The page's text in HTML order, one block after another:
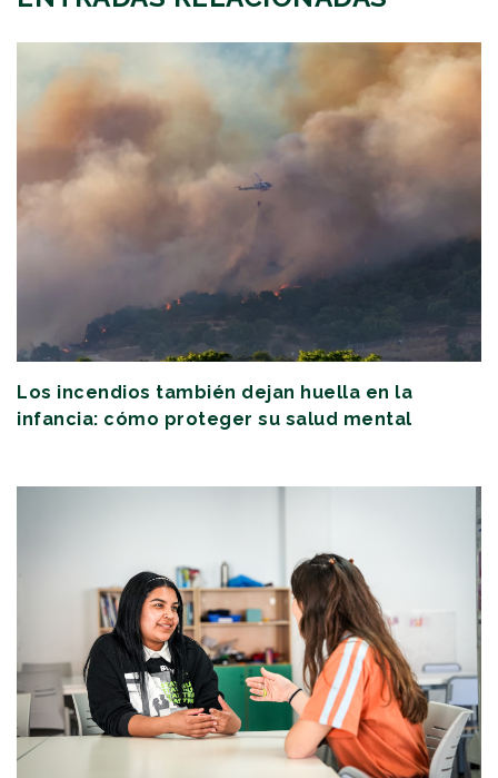
Los incendios también dejan huella en la
infancia: cómo proteger su salud mental